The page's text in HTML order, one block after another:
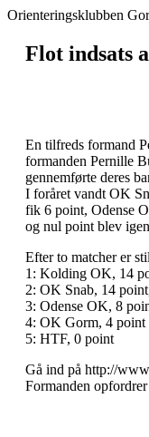
Orienteringsklubben
Flot indsats
En tilfreds formand
formanden Pernille
gennemførte deres
I foråret vandt OK
fik 6 point, Odense
og nul point blev
Efter to matcher er
1: Kolding OK, 14
2: OK Snab, 14
3: Odense OK, 8
4: OK Gorm, 4 point
5: HTF, 0 point
Gå ind på http://
Formanden